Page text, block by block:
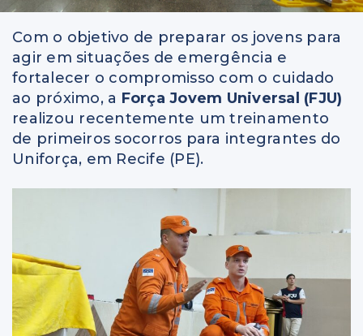
Com o objetivo de preparar os jovens para
agir em situações de emergência e
fortalecer o compromisso com o cuidado
ao próximo, a Força Jovem Universal (FJU)
realizou recentemente um treinamento
de primeiros socorros para integrantes do
Uniforça, em Recife (PE).